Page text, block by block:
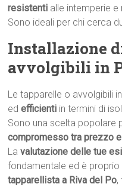
resistenti alle intemperie
Sono ideali per chi cerca
Installazione
avvolgibili in
Le tapparelle o avvolgibili
edefficienti in termini di
Sono una scelta popolare
compromesso tra prezzo
Lavalutazione delle tue
fondamentale ed è proprio
tapparellista a Riva del Po,